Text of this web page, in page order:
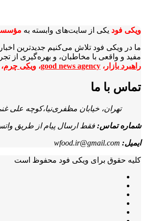
ویکی‌ فود یکی از سایت‌های وابسته به
ما در ویکی‌ فود تلاش می‌کنیم جدیدترین
مفید و واقعی با مخاطبان، و بهره‌گیری از
راهبرد بازار ، good news agency، ویکی چرم،
تماس با ما
تهران، خیابان مظفری‌نیا،کوچه علی غنی،
شماره تماس: فقط ارسال پیام از طریق واتساپ
ایمیل: wfood.ir@gmail.com
کلیه حقوق برای ویکی فود محفوظ است